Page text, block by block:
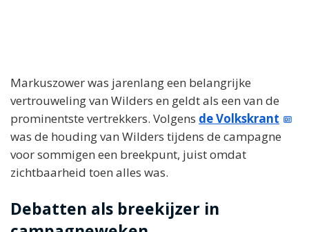
Markuszower was jarenlang een belangrijke
vertrouweling van Wilders en geldt als een van de
prominentste vertrekkers. Volgens de Volkskrant
was de houding van Wilders tijdens de campagne
voor sommigen een breekpunt, juist omdat
zichtbaarheid toen alles was.
Debatten als breekijzer in